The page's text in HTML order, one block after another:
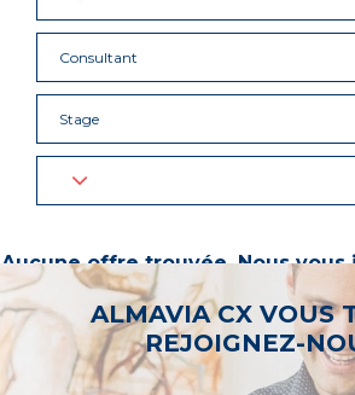
Consultant
Stage
Aucune offre trouvée. Nous vous
d’autres mots-clés ou à
ALMAVIA CX VOUS
REJOIGNEZ-